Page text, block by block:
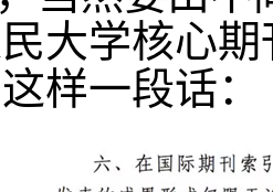
大学核心
样一段话：